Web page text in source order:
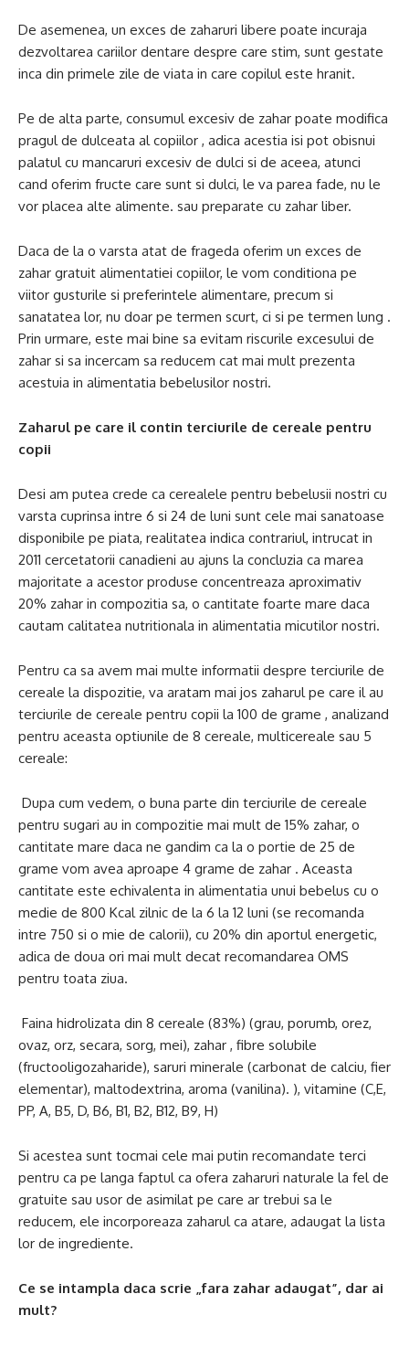
De asemenea, un exces de zaharuri libere poate incuraja
dezvoltarea cariilor dentare despre care stim, sunt gestate
inca din primele zile de viata in care copilul este hranit.
Pe de alta parte, consumul excesiv de zahar poate modifica
pragul de dulceata al copiilor , adica acestia isi pot obisnui
palatul cu mancaruri excesiv de dulci si de aceea, atunci
cand oferim fructe care sunt si dulci, le va parea fade, nu le
vor placea alte alimente. sau preparate cu zahar liber.
Daca de la o varsta atat de frageda oferim un exces de
zahar gratuit alimentatiei copiilor, le vom conditiona pe
viitor gusturile si preferintele alimentare, precum si
sanatatea lor, nu doar pe termen scurt, ci si pe termen lung .
Prin urmare, este mai bine sa evitam riscurile excesului de
zahar si sa incercam sa reducem cat mai mult prezenta
acestuia in alimentatia bebelusilor nostri.
Zaharul pe care il contin terciurile de cereale pentru
copii
Desi am putea crede ca cerealele pentru bebelusii nostri cu
varsta cuprinsa intre 6 si 24 de luni sunt cele mai sanatoase
disponibile pe piata, realitatea indica contrariul, intrucat in ​​
2011 cercetatorii canadieni au ajuns la concluzia ca marea
majoritate a acestor produse concentreaza aproximativ
20% zahar in compozitia sa, o cantitate foarte mare daca
cautam calitatea nutritionala in alimentatia micutilor nostri.
Pentru ca sa avem mai multe informatii despre terciurile de
cereale la dispozitie, va aratam mai jos zaharul pe care il au
terciurile de cereale pentru copii la 100 de grame , analizand
pentru aceasta optiunile de 8 cereale, multicereale sau 5
cereale:
Dupa cum vedem, o buna parte din terciurile de cereale
pentru sugari au in compozitie mai mult de 15% zahar, o
cantitate mare daca ne gandim ca la o portie de 25 de
grame vom avea aproape 4 grame de zahar . Aceasta
cantitate este echivalenta in alimentatia unui bebelus cu o
medie de 800 Kcal zilnic de la 6 la 12 luni (se recomanda
intre 750 si o mie de calorii), cu 20% din aportul energetic,
adica de doua ori mai mult decat recomandarea OMS
pentru toata ziua.
Faina hidrolizata din 8 cereale (83%) (grau, porumb, orez,
ovaz, orz, secara, sorg, mei), zahar , fibre solubile
(fructooligozaharide), saruri minerale (carbonat de calciu, fier
elementar), maltodextrina, aroma (vanilina). ), vitamine (C,E,
PP, A, B5, D, B6, B1, B2, B12, B9, H)
Si acestea sunt tocmai cele mai putin recomandate terci
pentru ca pe langa faptul ca ofera zaharuri naturale la fel de
gratuite sau usor de asimilat pe care ar trebui sa le
reducem, ele incorporeaza zaharul ca atare, adaugat la lista
lor de ingrediente.
Ce se intampla daca scrie „fara zahar adaugat”, dar ai
mult?